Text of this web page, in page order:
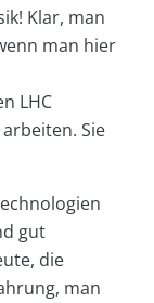
Klar, man
man hier
LHC
Sie
gut
die
man